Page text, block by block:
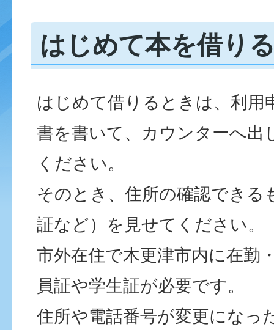
はじめて本を借り
はじめて借りるときは、利用
書を書いて、カウンターへ出
ください。
そのとき、住所の確認できる
証など）を見せてください。
市外在住で木更津市内に在勤
員証や学生証が必要です。
住所や電話番号が変更になっ